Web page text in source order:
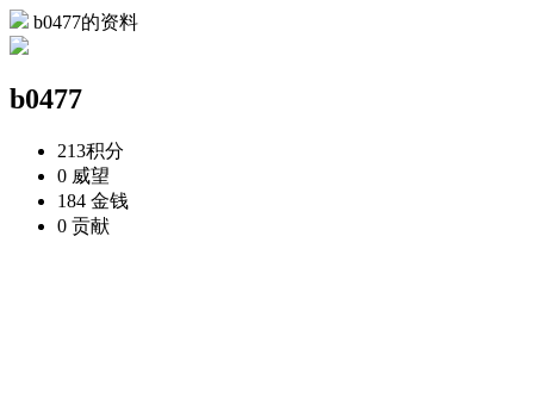
b0477的资料
b0477
213积分
0 威望
184 金钱
0 贡献